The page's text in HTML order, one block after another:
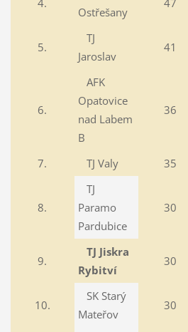
4.
Ostřešany
47
5.
TJ
Jaroslav
41
6.
AFK
Opatovice
nad Labem
B
36
7. TJ Valy 35
8.
TJ
Paramo
Pardubice
30
9.
TJ Jiskra
Rybitví
30
10.
SK Starý
Mateřov
30